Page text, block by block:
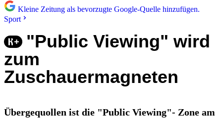
Kleine Zeitung als bevorzugte Google-Quelle hinzufügen.
Sport
"Public Viewing" wird
zum
Zuschauermagneten
Übergequollen ist die "Public Viewing"- Zone am